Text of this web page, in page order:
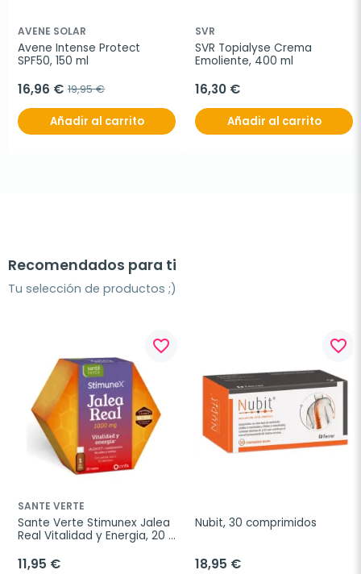
AVENE SOLAR
Avene Intense Protect
SPF50, 150 ml
16,96 € 19,95 €
Añadir al carrito
SVR
SVR Topialyse Crema
Emoliente, 400 ml
16,30 €
Añadir al carrito
Recomendados para ti
Tu selección de productos ;)
favorite_border
SANTE VERTE
Sante Verte Stimunex Jalea
Real Vitalidad y Energia, 20
11,95 €
favorite_border
Nubit, 30 comprimidos
18,95 €